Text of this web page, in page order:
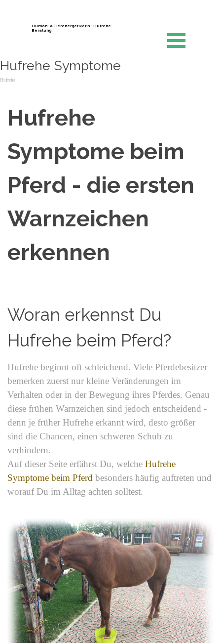
Human- & Tierenergetikerin - Hufrehe-
Beratung
Hufrehe Symptome
Hufrehe
Hufrehe
Symptome beim
Pferd - die ersten
Warnzeichen
erkennen
Woran erkennst Du
Hufrehe beim Pferd?
Hufrehe beginnt oft schleichend. Viele Pferdebesitzer
bemerken zuerst nur kleine Veränderungen im
Verhalten oder in der Bewegung ihres Pferdes. Genau
diese frühen Warnzeichen sind jedoch entscheidend -
denn je früher Hufrehe erkannt wird, desto größer
sind die Chancen, einen schweren Schub zu
verhindern.
Auf dieser Seite erfährst Du, welche Hufrehe
Symptome beim Pferd besonders häufig auftreten und
worauf Du im Alltag achten solltest.